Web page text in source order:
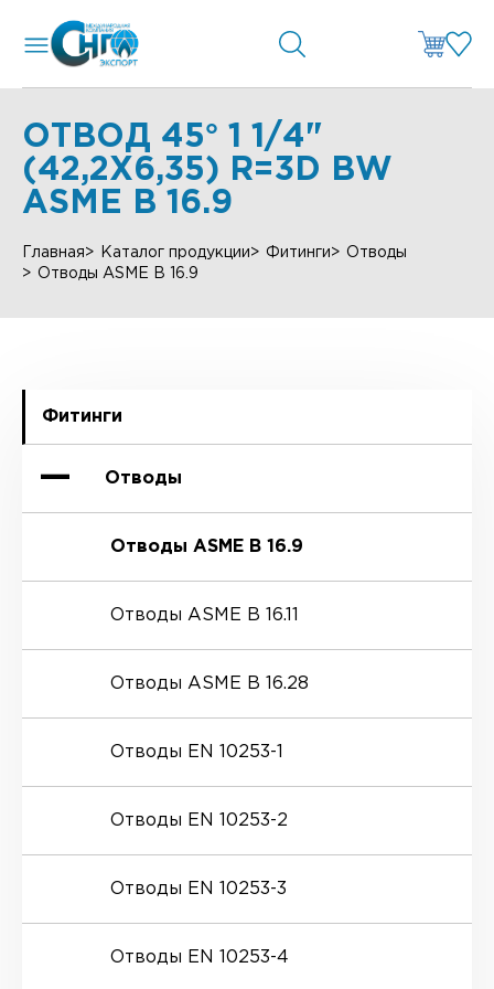
ОТВОД 45° 1 1/4"
(42,2Х6,35) R=3D BW
ASME B 16.9
Главная Каталог продукции Фитинги
Отводы
Отводы ASME B 16.9
Фитинги
Отводы
Отводы ASME B 16.9
Отводы ASME B 16.11
Отводы ASME B 16.28
Отводы EN 10253-1
Отводы EN 10253-2
Отводы EN 10253-3
Отводы EN 10253-4